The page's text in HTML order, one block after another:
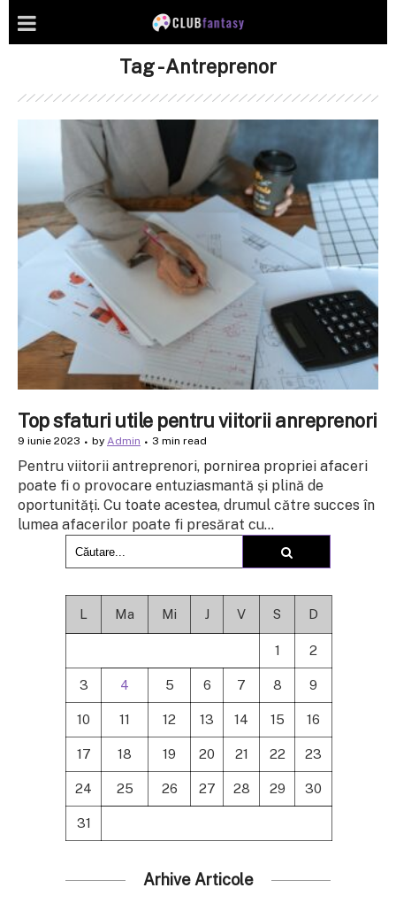
Tag - Antreprenor
Top sfaturi utile pentru viitorii anreprenori
9 iunie 2023 by Admin 3 min read
Pentru viitorii antreprenori, pornirea propriei afaceri
poate fi o provocare entuziasmantă și plină de
oportunități. Cu toate acestea, drumul către succes în
lumea afacerilor poate fi presărat cu...
L Ma Mi J V S D
1 2
3 4 5 6 7 8 9
10 11 12 13 14 15 16
17 18 19 20 21 22 23
24 25 26 27 28 29 30
31
Arhive Articole